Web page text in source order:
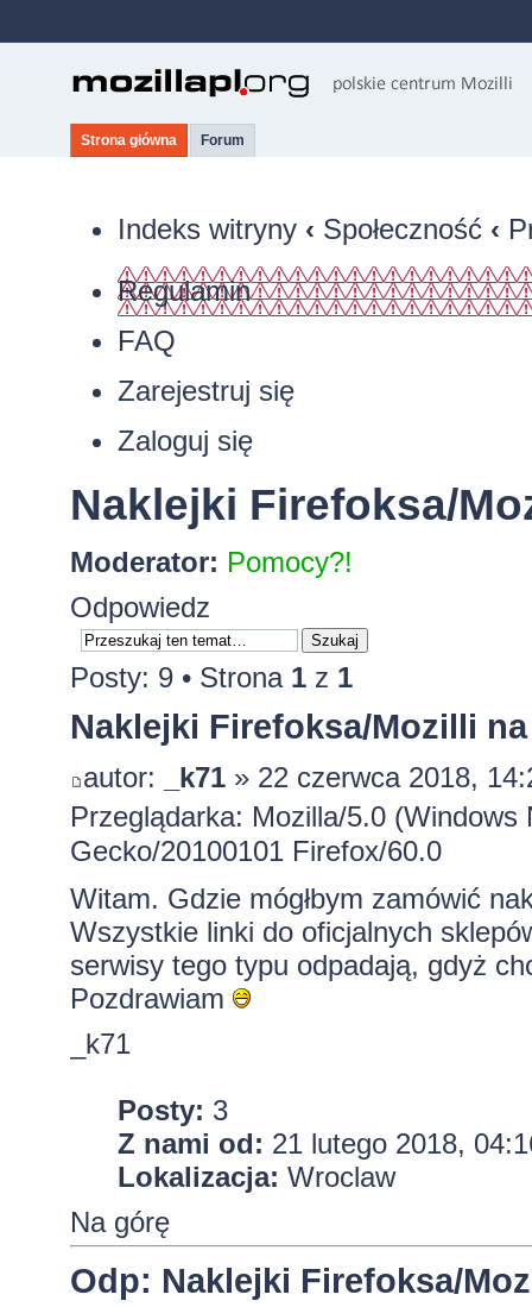
Strona główna Forum
Indeks witryny ‹ Społeczność ‹
Regulamin
FAQ
Zarejestruj się
Zaloguj się
Naklejki Firefoksa/
Moderator: Pomocy?!
Odpowiedz
Posty: 9 • Strona 1z 1
Naklejki Firefoksa/Mozilli
autor: _k71» 22 czerwca 2018,
Przeglądarka: Mozilla/5.0
Gecko/20100101 Firefox/60.0
Witam. Gdzie mógłbym zamówić
Wszystkie linki do oficjalnych
serwisy tego typu odpadają, gdyż
Pozdrawiam
_k71
Posty: 3
Z nami od: 21 lutego 2018,
Lokalizacja: Wroclaw
Na górę
Odp: Naklejki Firefoksa/